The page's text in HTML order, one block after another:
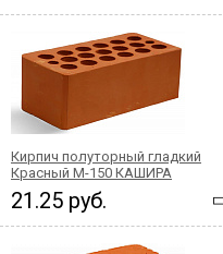
Кирпич полуторный гладкий
Красный М-150 КАШИРА
21.25 руб.